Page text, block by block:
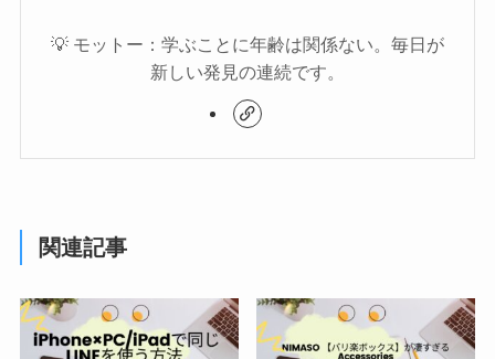
💡 モットー：学ぶことに年齢は関係ない。毎日が
新しい発見の連続です。
関連記事